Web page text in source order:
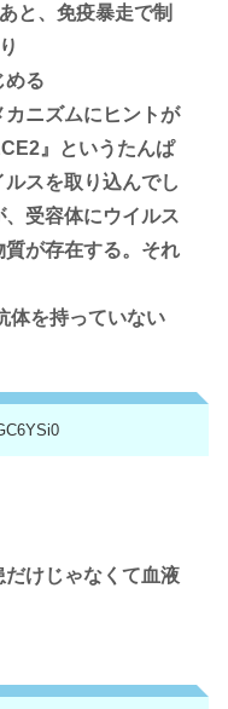
と、免疫暴走で制
める
ニズムにヒントが
』というたんぱ
スを取り込んでし
受容体にウイルス
が存在する。それ
を持っていない
だけじゃなくて血液